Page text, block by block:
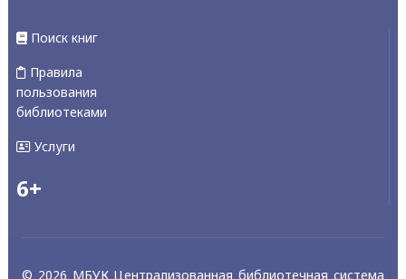
Поиск книг
Правила
пользования
библиотеками
Услуги
6+
© 2026 МБУК Централизованная библиотечная система